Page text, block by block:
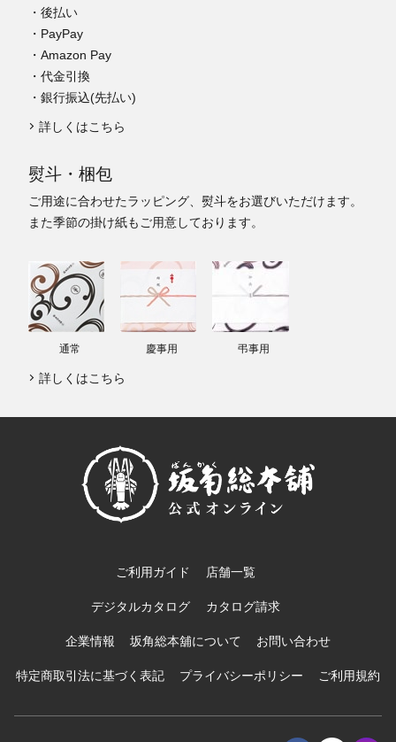
・後払い
・PayPay
・Amazon Pay
・代金引換
・銀行振込(先払い)
詳しくはこちら
熨斗・梱包
ご用途に合わせたラッピング、熨斗をお選びいただけます。
また季節の掛け紙もご用意しております。
通常 慶事用 弔事用
詳しくはこちら
ご利用ガイド 店舗一覧
デジタルカタログ カタログ請求
企業情報 坂角総本舖について お問い合わせ
特定商取引法に基づく表記 プライバシーポリシー ご利用規約